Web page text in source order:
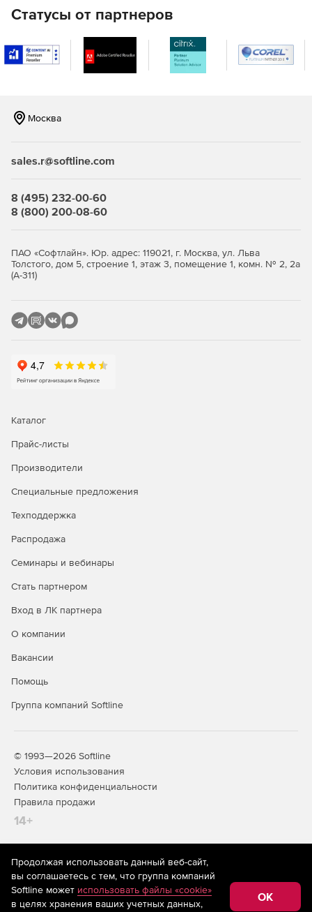
Статусы от партнеров
Москва
sales.r@softline.com
8 (495) 232-00-60
8 (800) 200-08-60
ПАО «Софтлайн». Юр. адрес: 119021, г. Москва, ул. Льва
Толстого, дом 5, строение 1, этаж 3, помещение 1, комн. № 2, 2а
(А-311)
Каталог
Прайс-листы
Производители
Специальные предложения
Техподдержка
Распродажа
Семинары и вебинары
Стать партнером
Вход в ЛК партнера
О компании
Вакансии
Помощь
Группа компаний Softline
© 1993—2026 Softline
Условия использования
Политика конфиденциальности
Правила продажи
14+
На информационном ресурсе store.softline.ru применяются
рекомендательные технологии(информационные технологии
предоставления информации на основе сбора,
систематизации и анализа сведений, относящихся к
Продолжая использовать данный веб-сайт,
вы соглашаетесь с тем, что группа компаний
Softline может использовать файлы «cookie»
в целях хранения ваших учетных данных,
OK